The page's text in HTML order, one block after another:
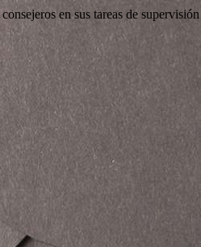
en sus tareas de